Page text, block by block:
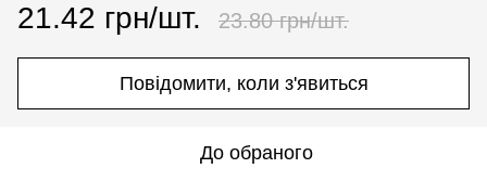
21.42 грн/шт. 23.80 грн/шт.
Повідомити, коли з'явиться
До обраного